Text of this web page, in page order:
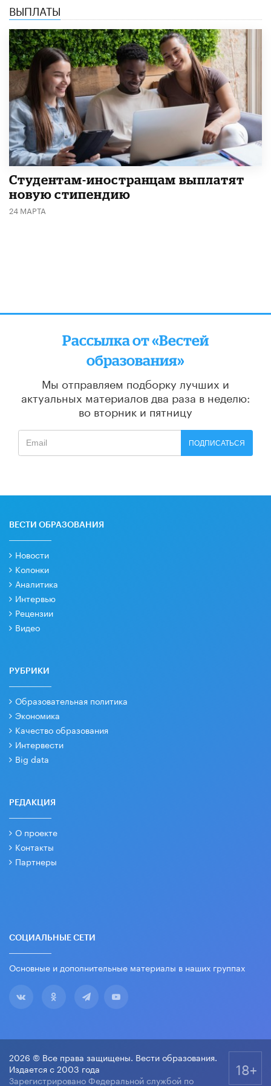
ВЫПЛАТЫ
Студентам-иностранцам выплатят
новую стипендию
24 МАРТА
Рассылка от «Вестей
образования»
Мы отправляем подборку лучших и
актуальных материалов два раза в неделю:
во вторник и пятницу
ПОДПИСАТЬСЯ
ВЕСТИ ОБРАЗОВАНИЯ
Новости
Колонки
Аналитика
Интервью
Рецензии
Видео
РУБРИКИ
Образовательная политика
Экономика
Качество образования
Интервести
Big data
РЕДАКЦИЯ
О проекте
Контакты
Партнеры
СОЦИАЛЬНЫЕ СЕТИ
Основные и дополнительные материалы в наших группах
2026 © Все права защищены. Вести образования.
Издается с 2003 года
Зарегистрировано Федеральной службой по
18+